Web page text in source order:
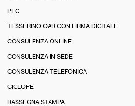
PEC
TESSERINO OAR CON FIRMA DIGITALE
CONSULENZA ONLINE
CONSULENZA IN SEDE
CONSULENZA TELEFONICA
CICLOPE
RASSEGNA STAMPA